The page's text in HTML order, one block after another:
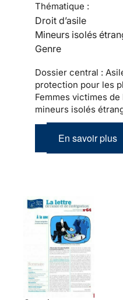
Thématique :
Droit d’asile
Mineurs isolés
Genre
Dossier central :
protection pour les
Femmes victimes
mineurs isolés
En savoir plus